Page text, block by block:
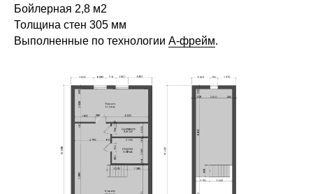
Бойлерная 2,8 м2
Толщина стен 305 мм
Выполненные по технологии А-фрейм.